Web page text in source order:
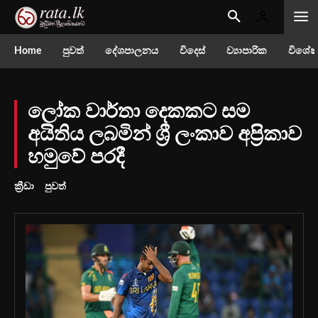
Home පුවත් දේශපාලනය විදෙස් ව්‍යාපාරික
ලෝක වාර්තා දෙකකට සම
අයිතිය ලබමින් ශ්‍රී ලංකාව අප්‍රිකාව
හමුවේ පරදී
ක්‍රීඩා පුවත්